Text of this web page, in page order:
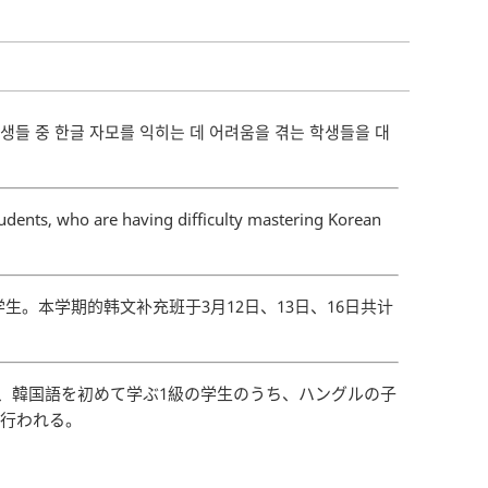
들 중 한글 자모를 익히는 데 어려움을 겪는 학생들을 대
who are having difficulty mastering Korean
。本学期的韩文补充班于3月12日、13日、16日共计
国語を初めて学ぶ1級の学生のうち、ハングルの子
われる。